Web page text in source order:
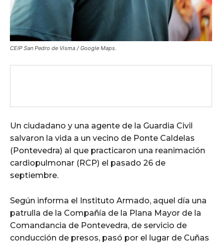
CEIP San Pedro de Visma / Google Maps.
Un ciudadano y una agente de la Guardia Civil
salvaron la vida a un vecino de Ponte Caldelas
(Pontevedra) al que practicaron una reanimación
cardiopulmonar (RCP) el pasado 26 de
septiembre.
Según informa el Instituto Armado, aquel día una
patrulla de la Compañía de la Plana Mayor de la
Comandancia de Pontevedra, de servicio de
conducción de presos, pasó por el lugar de Cuñas